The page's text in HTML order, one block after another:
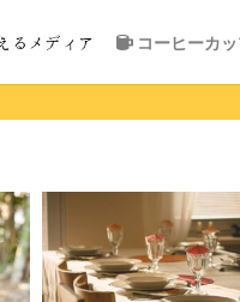
コーヒーカ